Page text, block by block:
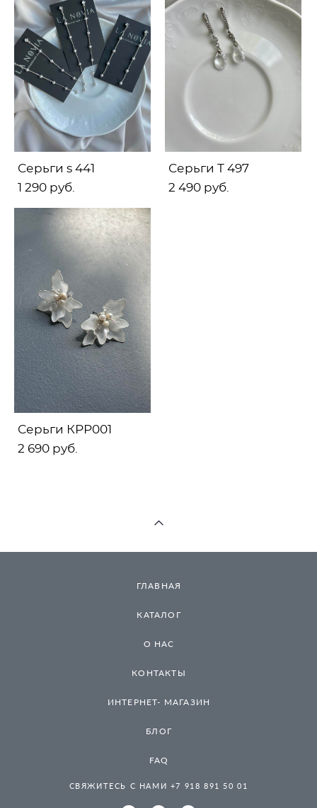
Серьги s 441
1 290 pуб.
Серьги Т 497
2 490 pуб.
Серьги КРР001
2 690 pуб.
ГЛАВНАЯ
КАТАЛОГ
О НАС
КОНТАКТЫ
ИНТЕРНЕТ- МАГАЗИН
БЛОГ
FAQ
СВЯЖИТЕСЬ С НАМИ +7 918 891 50 01